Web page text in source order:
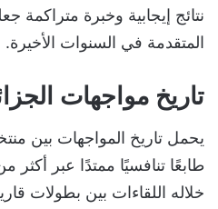
نتائج إيجابية وخبرة متراكمة
المتقدمة في السنوات الأخيرة.
تاريخ مواجهات
يحمل تاريخ المواجهات بين
طابعًا تنافسيًا ممتدًا عبر
خلاله اللقاءات بين بطولات